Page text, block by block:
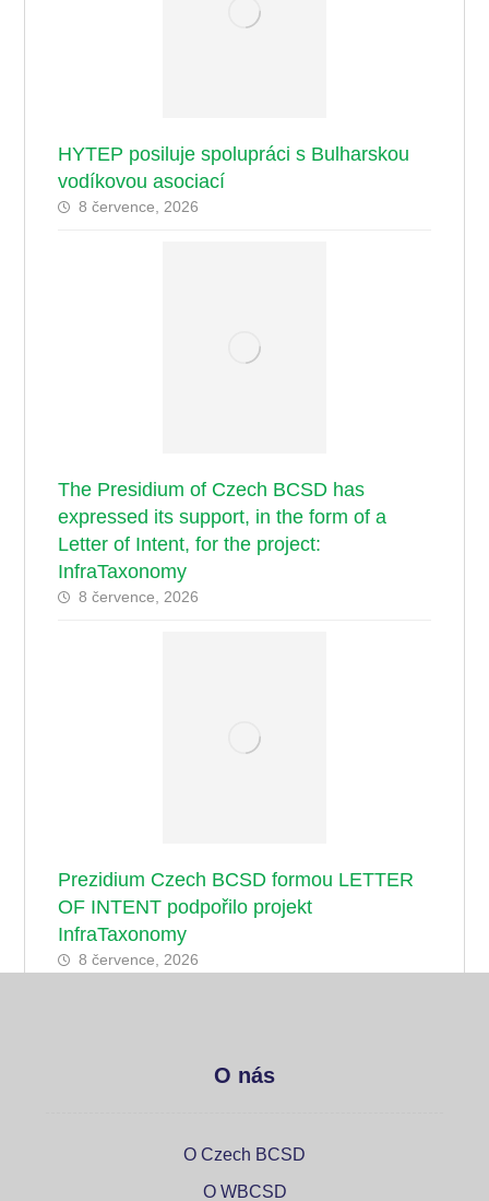
HYTEP posiluje spolupráci s Bulharskou
vodíkovou asociací
8 července, 2026
The Presidium of Czech BCSD has
expressed its support, in the form of a
Letter of Intent, for the project:
InfraTaxonomy
8 července, 2026
Prezidium Czech BCSD formou LETTER
OF INTENT podpořilo projekt
InfraTaxonomy
8 července, 2026
O nás
O Czech BCSD
O WBCSD